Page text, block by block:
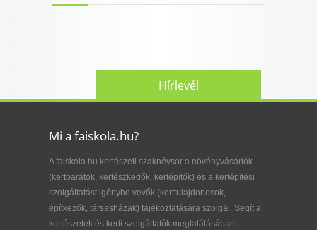
Hírlevél
Mi a faiskola.hu?
A faiskola.hu kertészeti szaknévsor a növényvásárlók
(kertbarátok, kertészkedők, kertépítők) és a kertépítési
szolgáltatást igénybe vevők (kerttulajdonosok,
építkezők, társasházak) tájékoztatására szolgál. Segít a
kertészetek és kerti szolgáltatók megtalálásában,